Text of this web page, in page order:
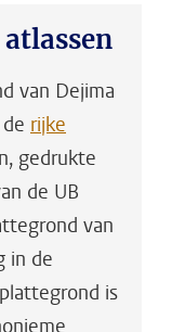
van Dejima
de rijke
gedrukte
de UB
van
in de
is